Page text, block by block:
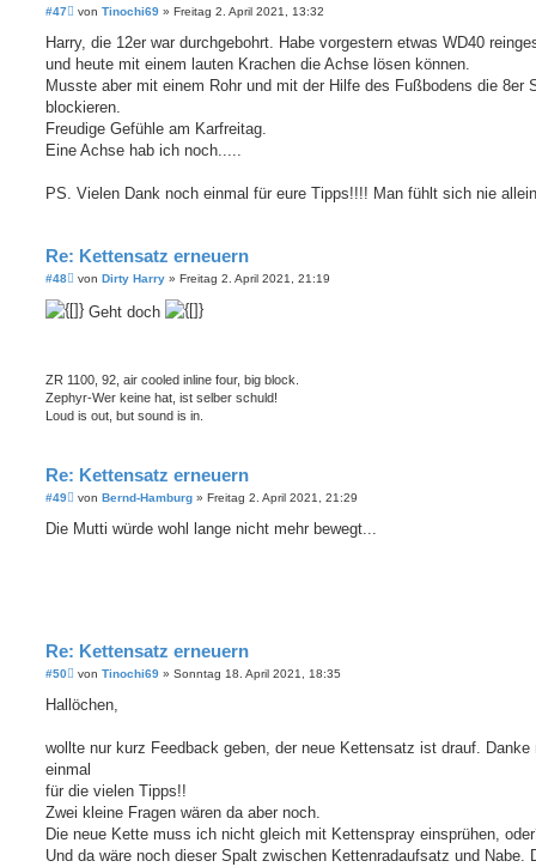
#47
B
i
t
a
von Tinochi69 » Freitag 2. April 2021, 13:32
Harry, die 12er war durchgebohrt. Habe vorgestern etwas WD40
und heute mit einem lauten Krachen die Achse lösen können.
Musste aber mit einem Rohr und mit der Hilfe des Fußbodens die 8er
blockieren.
Freudige Gefühle am Karfreitag.
Eine Achse hab ich noch.....
PS. Vielen Dank noch einmal für eure Tipps!!!! Man fühlt sich nie
Re: Kettensatz erneuern
#48
B
i
t
von Dirty Harry » Freitag 2. April 2021, 21:19
Geht doch
ZR 1100, 92, air cooled inline four, big block.
Zephyr-Wer keine hat, ist selber schuld!
Loud is out, but sound is in.
Re: Kettensatz erneuern
#49
B
i
von Bernd-Hamburg » Freitag 2. April 2021, 21:29
Die Mutti würde wohl lange nicht mehr bewegt...
Re: Kettensatz erneuern
#50
B
i
a
von Tinochi69 » Sonntag 18. April 2021, 18:35
Hallöchen,
wollte nur kurz Feedback geben, der neue Kettensatz ist drauf. Danke
einmal
für die vielen Tipps!!
Zwei kleine Fragen wären da aber noch.
Die neue Kette muss ich nicht gleich mit Kettenspray einsprühen,
Und da wäre noch dieser Spalt zwischen Kettenradaufsatz und Nabe.